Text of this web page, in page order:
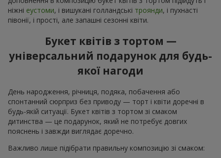
ніжні еустоми, і вишукані голландські троянди, і пухнасті
півонії, і прості, але запашні сезонні квіти.
Букет квітів з тортом —
універсальний подарунок для будь-
якої нагоди
День народження, річниця, подяка, побачення або
спонтанний сюрприз без приводу — торт і квіти доречні в
будь-якій ситуації. Букет квітів з тортом зі смаком
дитинства — це подарунок, який не потребує довгих
пояснень і завжди виглядає доречно.
Важливо лише підібрати правильну композицію зі смаком: